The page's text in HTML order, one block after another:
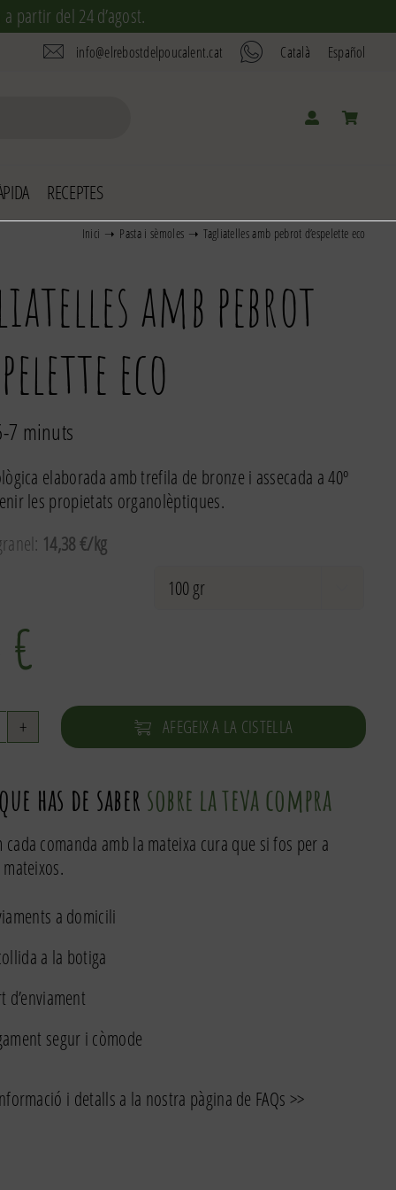
partir del 24 d’agost.
info@elrebostdelpoucalent.cat Català Español
RECEPTES
Inici Pasta i sèmoles Tagliatelles amb pebrot d’espelette eco
amb pebrot
eco
7 minuts
elaborada amb trefila de bronze i assecada a 40º
les propietats organolèptiques.
14,38 €/kg
€
pebrot
AFEGEIX A LA CISTELLA
has de sabersobre la teva compra
cada comanda amb la mateixa cura que si fos per a
a domicili
a la botiga
d’enviament
segur i còmode
i detalls a la nostra pàgina de FAQs >>